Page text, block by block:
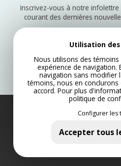
Inscrivez-vous à notre
courant des dernières
Municipalité
Plan du
Politique de
Utilisation
Nous utilisons des
expérience de navigation.
navigation sans modifier
témoins, nous en
accord. Pour plus
politique de
Configurer les
Accepter tous